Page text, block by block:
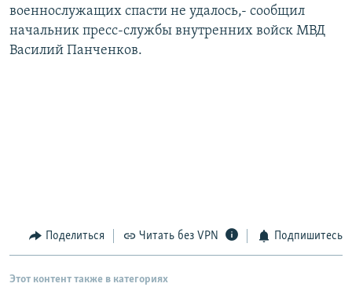
СОЦИАЛЬНЫЕ СЕТИ
военнослужащих спасти не удалось,- сообщил
начальник пресс-службы внутренних войск МВД
Василий Панченков.
Поделиться Читать без VPN Подпишитесь
Этот контент также в категориях